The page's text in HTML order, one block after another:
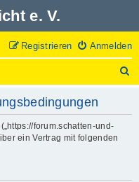
e. V.
Anmelden
Registrieren
u
forum.schatten-und-
ein Vertrag mit folgenden